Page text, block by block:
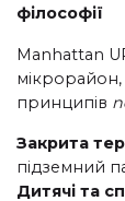
філософії
Manhattan
принципів
Закрита
підземний
Дитячі та